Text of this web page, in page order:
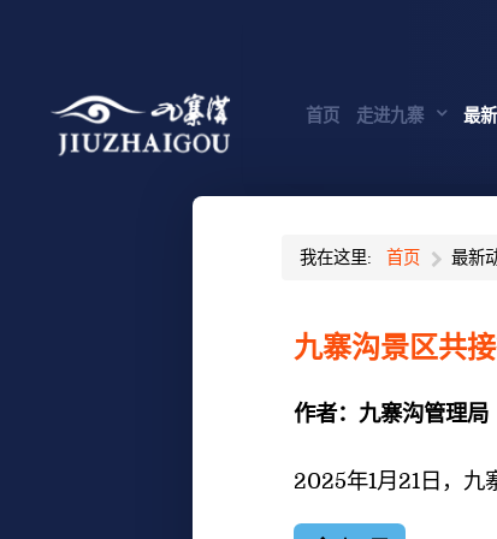
首页 走进九寨 最
我在这里: 首页 最新
九寨沟景区共
作者： 九寨沟管理局
2025年1月21日，九